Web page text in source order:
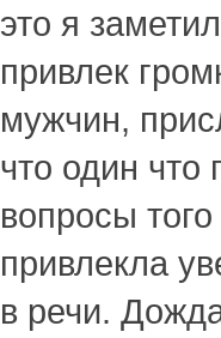
это я
привлек
мужчин,
что один что
вопросы
привлекла
в речи.